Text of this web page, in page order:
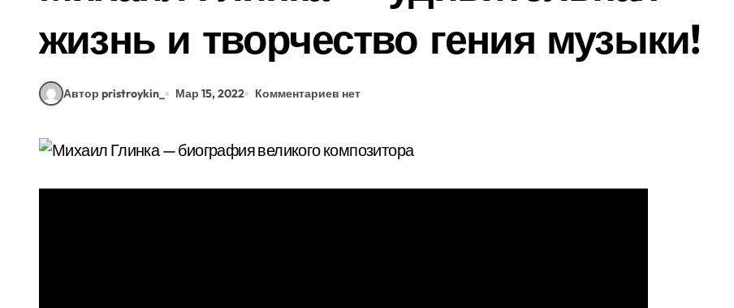
жизнь и творчество гения музыки!
Автор pristroykin_ Мар 15, 2022 Комментариев нет